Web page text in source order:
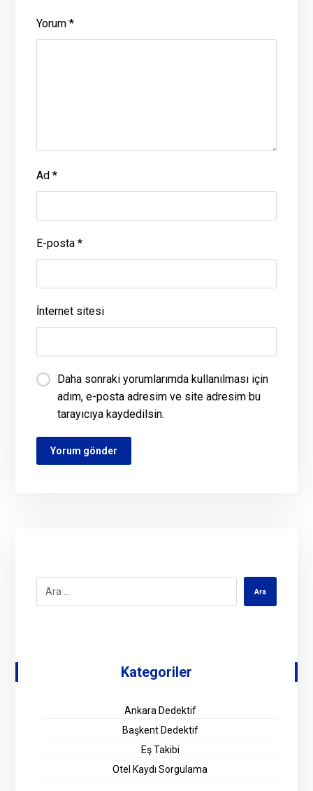
Yorum*
Ad*
E-posta*
İnternet sitesi
Daha sonraki yorumlarımda kullanılması için
adım, e-posta adresim ve site adresim bu
tarayıcıya kaydedilsin.
Kategoriler
Ankara Dedektif
Başkent Dedektif
Eş Takibi
Otel Kaydı Sorgulama